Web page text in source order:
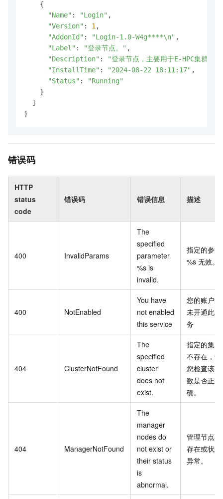
    {
"Name" : "Login" ,
"Version" : 1 ,
"AddonId" : "Login-1.0-W4g****\n" ,
"Label" : "登录节点。" ,
"Description" :
"登录节点，主要用于E-HPC集群环
"InstallTime" : "2024-08-22 18:11:17" ,
"Status" :
"Running"
    }
  ]
}
错误码
HTTP
status
code
错误码 错误信息 描述
400 InvalidParams
The
specified
parameter
%s is
invalid.
指定的参数
%s 无效。
400 NotEnabled
You have
not enabled
this service
您的账户还
未开通此服
务
404 ClusterNotFound
The
specified
cluster
does not
exist.
指定的集群
不存在，请
您检查该参
数是否正
确。
404 ManagerNotFound
The
manager
nodes do
not exist or
their status
is
abnormal.
管理节点不
存在或状态
异常。